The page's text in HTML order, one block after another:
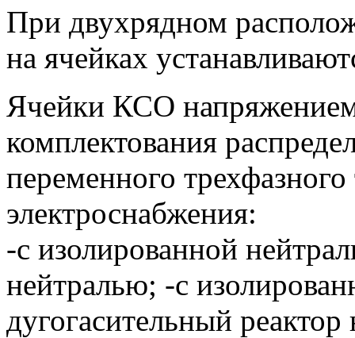
При двухрядном
на ячейках
Ячейки КСО
комплектования
переменного
электроснабжения:
-с изолированной
нейтралью; -с
дугогасительный